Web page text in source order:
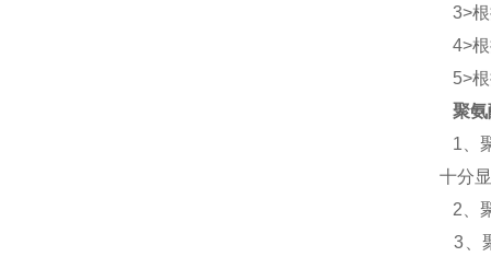
3>根
4>根
5>根
聚氨
1、
十分
2、
3、